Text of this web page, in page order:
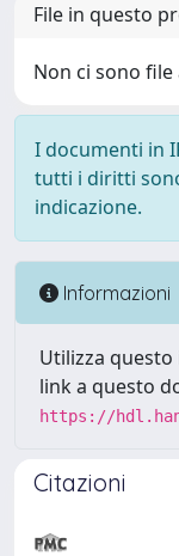
File in questo
Non ci sono
I documenti in
tutti i diritti
indicazione.
Informazioni
Utilizza
link a questo
https://
Citazioni